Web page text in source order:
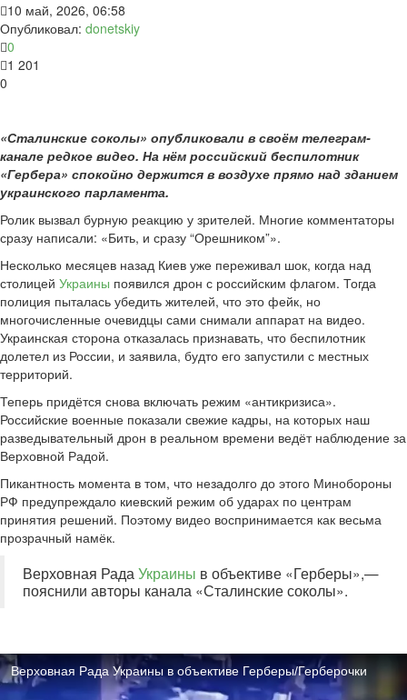
10 май, 2026, 06:58
Опубликовал: donetskiy
0
1 201
0
«Сталинские соколы» опубликовали в своём телеграм-
канале редкое видео. На нём российский беспилотник
«Гербера» спокойно держится в воздухе прямо над зданием
украинского парламента.
Ролик вызвал бурную реакцию у зрителей. Многие комментаторы
сразу написали: «Бить, и сразу “Орешником”».
Несколько месяцев назад Киев уже переживал шок, когда над
столицей Украины появился дрон с российским флагом. Тогда
полиция пыталась убедить жителей, что это фейк, но
многочисленные очевидцы сами снимали аппарат на видео.
Украинская сторона отказалась признавать, что беспилотник
долетел из России, и заявила, будто его запустили с местных
территорий.
Теперь придётся снова включать режим «антикризиса».
Российские военные показали свежие кадры, на которых наш
разведывательный дрон в реальном времени ведёт наблюдение за
Верховной Радой.
Пикантность момента в том, что незадолго до этого Минобороны
РФ предупреждало киевский режим об ударах по центрам
принятия решений. Поэтому видео воспринимается как весьма
прозрачный намёк.
Верховная Рада Украины в объективе «Герберы»,—
пояснили авторы канала «Сталинские соколы».